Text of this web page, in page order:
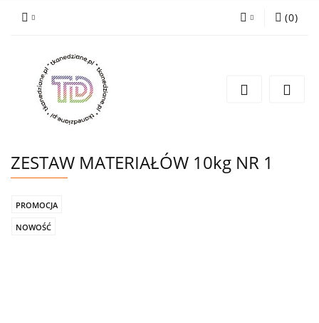
Wyślij e-mail
(0)
ZESTAW MATERIAŁÓW 10kg NR 1
PROMOCJA
NOWOŚĆ